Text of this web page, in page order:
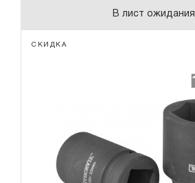
В лист ожидания
СКИДКА